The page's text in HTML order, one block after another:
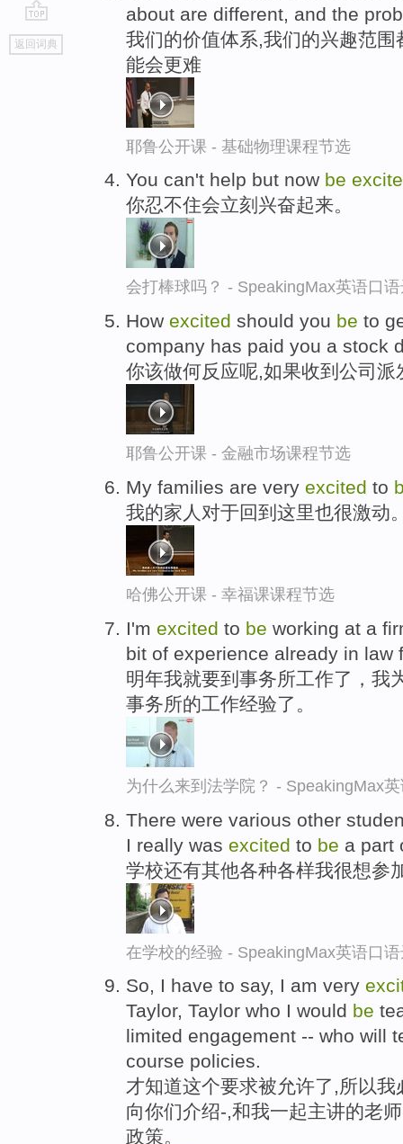
go
top
返回词典
about are different, and the
我们的价值体系,我们的兴趣范
能会更难
耶鲁公开课 - 基础物理课程节选
You can't help but now be
你忍不住会立刻兴奋起来。
会打棒球吗？ - SpeakingMax英语口
How excited should you be to
company has paid you a stock
你该做何反应呢,如果收到公司派
耶鲁公开课 - 金融市场课程节选
My families are very excited to
我的家人对于回到这里也很激动
哈佛公开课 - 幸福课课程节选
I'm excited to be working at a
bit of experience already in law
明年我就要到事务所工作了，我
事务所的工作经验了。
为什么来到法学院？ - SpeakingMax
There were various other
I really was excited to be a part
学校还有其他各种各样我很想参
在学校的经验 - SpeakingMax英语口
So, I have to say, I am very
Taylor, Taylor who I would be
limited engagement -- who will
course policies.
才知道这个要求被允许了,所以
向你们介绍-,和我一起主讲的老
政策。